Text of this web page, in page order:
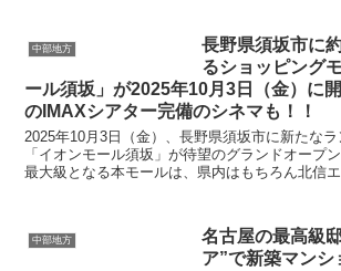
中部地方
長野県須坂市に
るショッピング
ール須坂」が2025年10月3日（金）に
のIMAXシアター完備のシネマも！！
2025年10月3日（金）、長野県須坂市に新たな
「イオンモール須坂」が待望のグランドオープ
最大級となる本モールは、県内はもちろん北信エ
中部地方
名古屋の最高級
ア”で新築マンシ